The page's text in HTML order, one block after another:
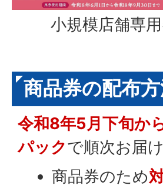
小規模店舗専
商品券の配布
令和8年5月下旬か
パックで順次お届
商品券のため